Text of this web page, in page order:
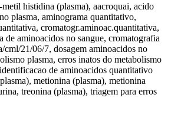
histidina (plasma), aacroquai, acido
plasma, aminograma quantitativo,
cromatogr.aminoac.quantitativa,
aminoacidos no sangue, cromatografia
21/06/7, dosagem aminoacidos no
plasma, erros inatos do metabolismo
de aminoacidos quantitativo
metionina (plasma), metionina
treonina (plasma), triagem para erros